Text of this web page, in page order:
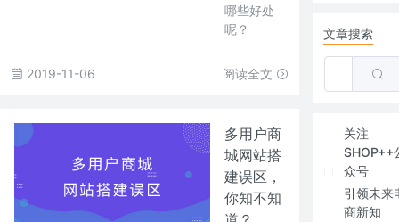
哪些好处
呢？
2019-11-06 阅读全文
多用户商
城网站搭
建误区，
你知不知
文章搜索
关注
SHOP++
众号
引领未来
商新知